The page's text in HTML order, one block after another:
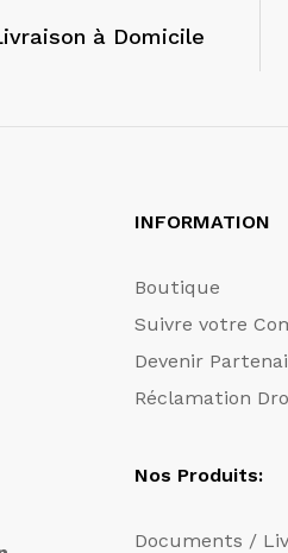
à Domicile
INFORMATION
Boutique
Suivre votre
Devenir
Réclamation
Nos Produits:
Documents /